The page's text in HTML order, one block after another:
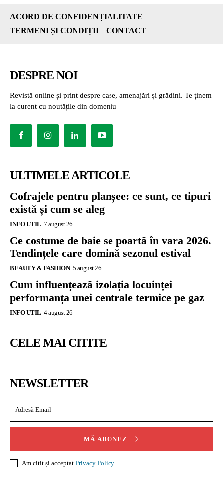
ACORD DE CONFIDENȚIALITATE
TERMENI ȘI CONDIȚII
CONTACT
DESPRE NOI
Revistă online și print despre case, amenajări și grădini. Te ținem
la curent cu noutățile din domeniu
ULTIMELE ARTICOLE
Cofrajele pentru planșee: ce sunt, ce tipuri
există și cum se aleg
INFO UTIL 7 august 26
Ce costume de baie se poartă în vara 2026.
Tendințele care domină sezonul estival
BEAUTY & FASHION 5 august 26
Cum influențează izolația locuinței
performanța unei centrale termice pe gaz
INFO UTIL 4 august 26
CELE MAI CITITE
NEWSLETTER
MĂ ABONEZ
Am citit și acceptat Privacy Policy.